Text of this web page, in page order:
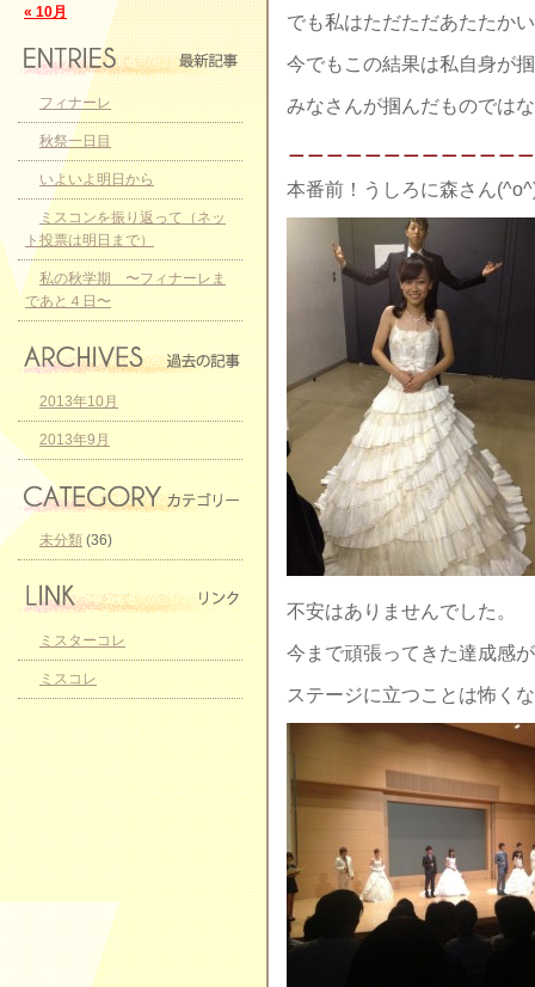
でも私はただただあたたか
今でもこの結果は私自身が
みなさんが掴んだものでは
本番前！うしろに森さん
不安はありませんでした。
今まで頑張ってきた達成感
ステージに立つことは怖く
« 10月
フィナーレ
秋祭一日目
いよいよ明日から
ミスコンを振り返って（ネッ
ト投票は明日まで）
私の秋学期 〜フィナーレま
であと４日〜
2013年10月
2013年9月
未分類(36)
ミスターコレ
ミスコレ